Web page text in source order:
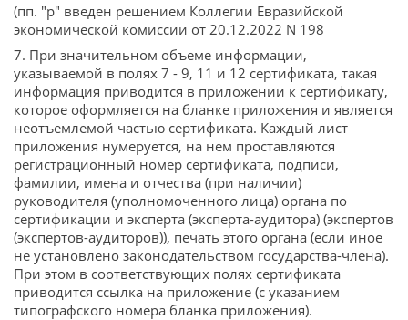
(пп. "р" введен решением Коллегии Евразийской
экономической комиссии от 20.12.2022 N 198
7. При значительном объеме информации,
указываемой в полях 7 - 9, 11 и 12 сертификата, такая
информация приводится в приложении к сертификату,
которое оформляется на бланке приложения и является
неотъемлемой частью сертификата. Каждый лист
приложения нумеруется, на нем проставляются
регистрационный номер сертификата, подписи,
фамилии, имена и отчества (при наличии)
руководителя (уполномоченного лица) органа по
сертификации и эксперта (эксперта-аудитора) (экспертов
(экспертов-аудиторов)), печать этого органа (если иное
не установлено законодательством государства-члена).
При этом в соответствующих полях сертификата
приводится ссылка на приложение (с указанием
типографского номера бланка приложения).